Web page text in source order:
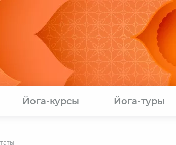
Йога-курсы Йога-туры